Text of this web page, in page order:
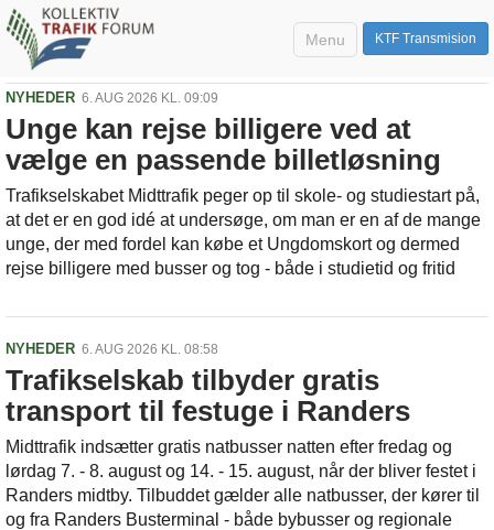
KTF Transmision
Menu
NYHEDER 6. AUG 2026 KL. 09:09
Unge kan rejse billigere ved at
vælge en passende billetløsning
Trafikselskabet Midttrafik peger op til skole- og studiestart på,
at det er en god idé at undersøge, om man er en af de mange
unge, der med fordel kan købe et Ungdomskort og dermed
rejse billigere med busser og tog - både i studietid og fritid
NYHEDER 6. AUG 2026 KL. 08:58
Trafikselskab tilbyder gratis
transport til festuge i Randers
Midttrafik indsætter gratis natbusser natten efter fredag og
lørdag 7. - 8. august og 14. - 15. august, når der bliver festet i
Randers midtby. Tilbuddet gælder alle natbusser, der kører til
og fra Randers Busterminal - både bybusser og regionale